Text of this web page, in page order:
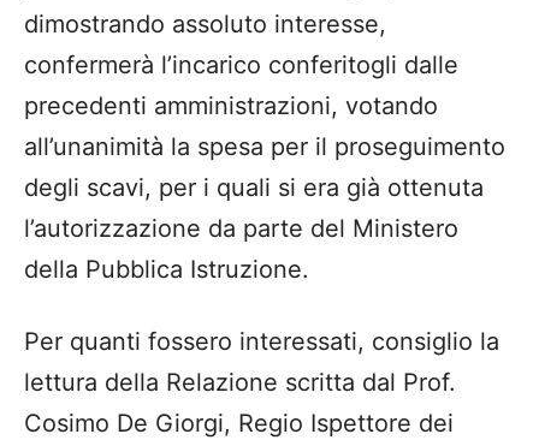
dimostrando assoluto interesse,
confermerà l’incarico conferitogli dalle
precedenti amministrazioni, votando
all’unanimità la spesa per il proseguimento
degli scavi, per i quali si era già ottenuta
l’autorizzazione da parte del Ministero
della Pubblica Istruzione.
Per quanti fossero interessati, consiglio la
lettura della Relazione scritta dal Prof.
Cosimo De Giorgi, Regio Ispettore dei